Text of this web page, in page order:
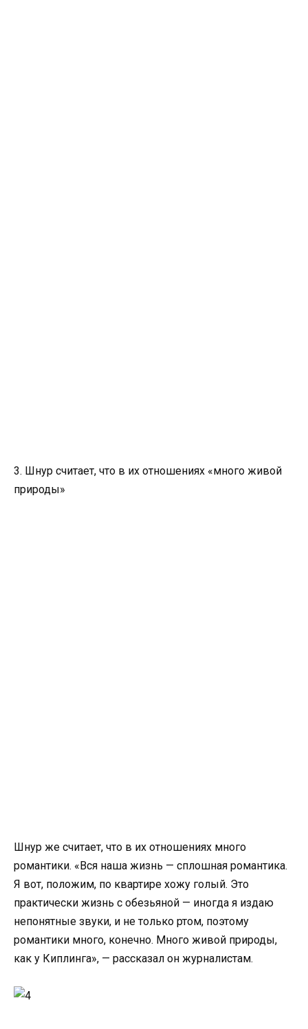
3. Шнур считает, что в их отношениях «много живой
природы»
Шнур же считает, что в их отношениях много
романтики. «Вся наша жизнь — сплошная романтика.
Я вот, положим, по квартире хожу голый. Это
практически жизнь с обезьяной — иногда я издаю
непонятные звуки, и не только ртом, поэтому
романтики много, конечно. Много живой природы,
как у Киплинга», — рассказал он журналистам.